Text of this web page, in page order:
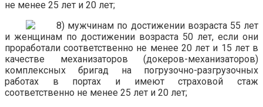
не менее 25 лет и 20 лет;
мужчинам по достижении возраста 55 лет
и женщинам по достижении возраста 50 лет, если они
проработали соответственно не менее 20 лет и 15 лет в
качестве механизаторов (докеров-механизаторов)
комплексных бригад на погрузочно-разгрузочных
работах в портах и имеют страховой стаж
соответственно не менее 25 лет и 20 лет;